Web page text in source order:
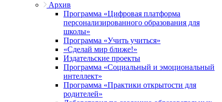
Архив
Программа «Цифровая платформа
персонализированного образования для
школы»
Программа «Учить учиться»
«Сделай мир ближе!»
Издательские проекты
Программа «Социальный и эмоциональный
интеллект»
Программа «Практики открытости для
родителей»